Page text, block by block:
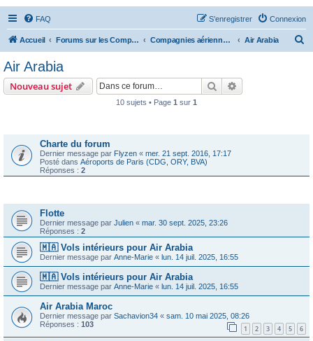
FAQ Connexion
S’enregistrer
Accueil Forums sur les Compagnies Aériennes Compagnies aériennes d'Afrique et du Moyen Orient Air Arabia
Air Arabia
Nouveau sujet Rechercher
10 sujets • Page 1 sur 1
Charte du forum
Dernier message par Flyzen « mer. 21 sept. 2016, 17:17
Posté dans Aéroports de Paris (CDG, ORY, BVA)
Réponses : 2
Flotte
Dernier message par Julien « mar. 30 sept. 2025, 23:26
Réponses : 2
🇲🇦 Vols intérieurs pour Air Arabia
Dernier message par Anne-Marie « lun. 14 juil. 2025, 16:55
🇲🇦 Vols intérieurs pour Air Arabia
Dernier message par Anne-Marie « lun. 14 juil. 2025, 16:55
Air Arabia Maroc
Dernier message par Sachavion34 « sam. 10 mai 2025, 08:26
Réponses : 103 1 2 3 4 5 6